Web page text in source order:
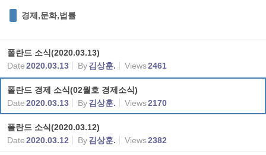
경제,문화,법률
폴란드 소식(2020.03.13)
Date2020.03.13 By김상훈. Views2461
폴란드 경제 소식(02월호 경제소식)
Date2020.03.13 By김상훈. Views2170
폴란드 소식(2020.03.12)
Date2020.03.12 By김상훈. Views2382